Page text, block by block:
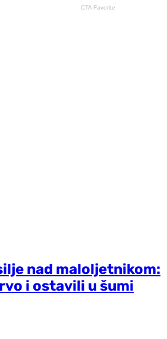
nad maloljetnikom:
i ostavili u šumi